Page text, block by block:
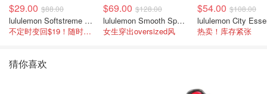
$29.00 $88.00
lululemon Softstreme 女士高腰短裤 10cm
不定时变回$19！随时点进来看
$69.00 $128.00
lululemon Smooth Spacer 经典卫衣
女生穿出oversized风
$54.00 $108.00
热卖！库存紧张
猜你喜欢